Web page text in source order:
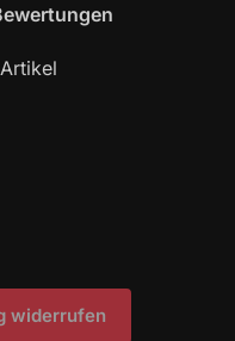
widerrufen